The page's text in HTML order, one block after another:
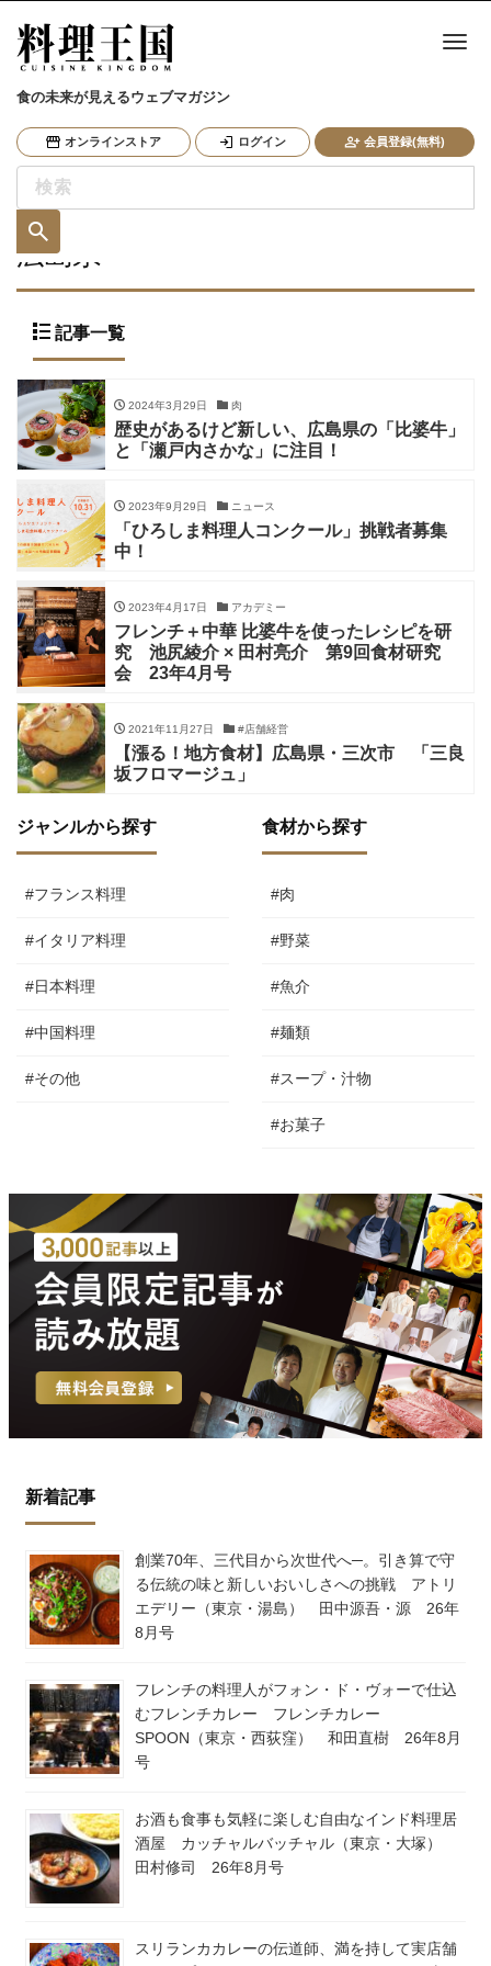
食の未来が見えるウェブマガジン
オンラインストア ログイン 会員登録(無料)
ナ
広島県
記事一覧
2024年3月29日 肉
歴史があるけど新しい、広島県の「比婆牛」
と「瀬戸内さかな」に注目！
2023年9月29日 ニュース
「ひろしま料理人コンクール」挑戦者募集
中！
2023年4月17日 アカデミー
フレンチ＋中華 比婆牛を使ったレシピを研
究 池尻綾介 × 田村亮介 第9回食材研究
会 23年4月号
2021年11月27日 #店舗経営
【漲る！地方食材】広島県・三次市 「三良
坂フロマージュ」
ジャンルから探す
#フランス料理
#イタリア料理
#日本料理
#中国料理
#その他
食材から探す
#肉
#野菜
#魚介
#麺類
#スープ・汁物
#お菓子
新着記事
創業70年、三代目から次世代へ─。引き算で守
る伝統の味と新しいおいしさへの挑戦 アトリ
エデリー（東京・湯島） 田中源吾・源 26年
8月号
フレンチの料理人がフォン・ド・ヴォーで仕込
むフレンチカレー フレンチカレー
SPOON（東京・西荻窪） 和田直樹 26年8月
号
お酒も食事も気軽に楽しむ自由なインド料理居
酒屋 カッチャルバッチャル（東京・大塚）
田村修司 26年8月号
スリランカカレーの伝道師、満を持して実店舗